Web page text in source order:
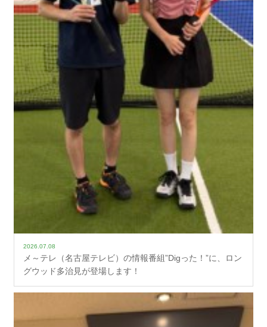
2026.07.08
メ～テレ（名古屋テレビ）の情報番組”Digった！”に、ロン
グウッド多治見が登場します！